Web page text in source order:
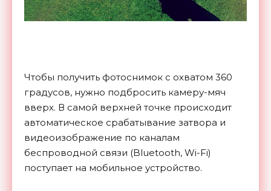
Чтобы получить фотоснимок с охватом 360
градусов, нужно подбросить камеру-мяч
вверх. В самой верхней точке происходит
автоматическое срабатывание затвора и
видеоизображение по каналам
беспроводной связи (Bluetooth, Wi-Fi)
поступает на мобильное устройство.